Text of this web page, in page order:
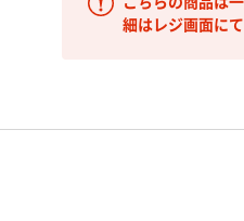
細はレジ画面に